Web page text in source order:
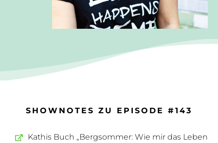
SHOWNOTES ZU EPISODE #143
Kathis Buch „Bergsommer: Wie mir das Leben